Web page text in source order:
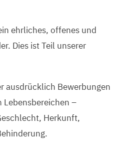
ehrliches, offenes und
Dies ist Teil unserer
ausdrücklich Bewerbungen
Lebensbereichen –
Herkunft,